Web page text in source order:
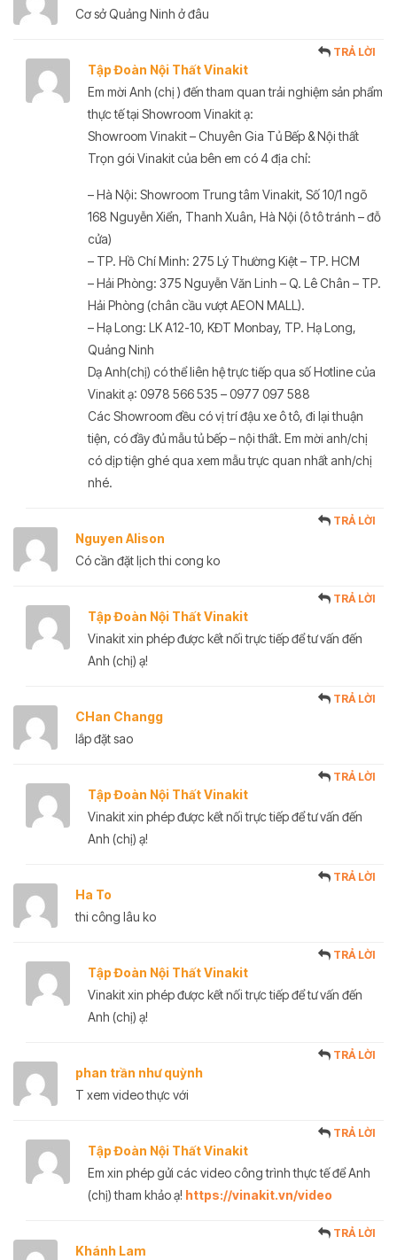
Cơ sở Quảng Ninh ở đâu
Tập Đoàn Nội Thất Vinakit
TRẢ LỜI
Em mời Anh (chị ) đến tham quan trải nghiệm sản phẩm
thực tế tại Showroom Vinakit ạ:
Showroom Vinakit – Chuyên Gia Tủ Bếp & Nội thất
Trọn gói Vinakit của bên em có 4 địa chỉ:
– Hà Nội: Showroom Trung tâm Vinakit, Số 10/1 ngõ
168 Nguyễn Xiển, Thanh Xuân, Hà Nội (ô tô tránh – đỗ
cửa)
– TP. Hồ Chí Minh: 275 Lý Thường Kiệt – TP. HCM
– Hải Phòng: 375 Nguyễn Văn Linh – Q. Lê Chân – TP.
Hải Phòng (chân cầu vượt AEON MALL).
– Hạ Long: LK A12-10, KĐT Monbay, TP. Hạ Long,
Quảng Ninh
Dạ Anh(chị) có thể liên hệ trực tiếp qua số Hotline của
Vinakit ạ: 0978 566 535 – 0977 097 588
Các Showroom đều có vị trí đậu xe ô tô, đi lại thuận
tiện, có đầy đủ mẫu tủ bếp – nội thất. Em mời anh/chị
có dịp tiện ghé qua xem mẫu trực quan nhất anh/chị
nhé.
Nguyen Alison
TRẢ LỜI
Có cần đặt lịch thi cong ko
Tập Đoàn Nội Thất Vinakit
TRẢ LỜI
Vinakit xin phép được kết nối trực tiếp để tư vấn đến
Anh (chị) ạ!
CHan Changg
TRẢ LỜI
lắp đặt sao
Tập Đoàn Nội Thất Vinakit
TRẢ LỜI
Vinakit xin phép được kết nối trực tiếp để tư vấn đến
Anh (chị) ạ!
Ha To
TRẢ LỜI
thi công lâu ko
Tập Đoàn Nội Thất Vinakit
TRẢ LỜI
Vinakit xin phép được kết nối trực tiếp để tư vấn đến
Anh (chị) ạ!
phan trần như quỳnh
TRẢ LỜI
T xem video thực với
Tập Đoàn Nội Thất Vinakit
TRẢ LỜI
Em xin phép gửi các video công trình thực tế để Anh
(chị) tham khảo ạ! https://vinakit.vn/video
Khánh Lam
TRẢ LỜI